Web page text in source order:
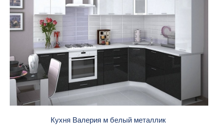
Кухня Валерия м белый металлик